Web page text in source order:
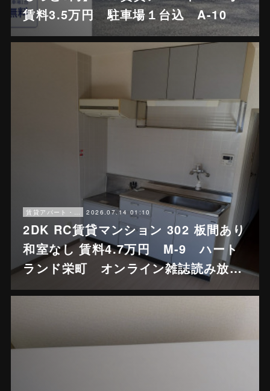
賃料3.5万円 駐車場１台込 A-10
賃貸アパート・戸建賃貸 2026.07.14 01:10
2DK RC賃貸マンション 302 板間あり
和室なし 賃料4.7万円 M-9 ハート
ランド栄町 オンライン雑誌読み放…